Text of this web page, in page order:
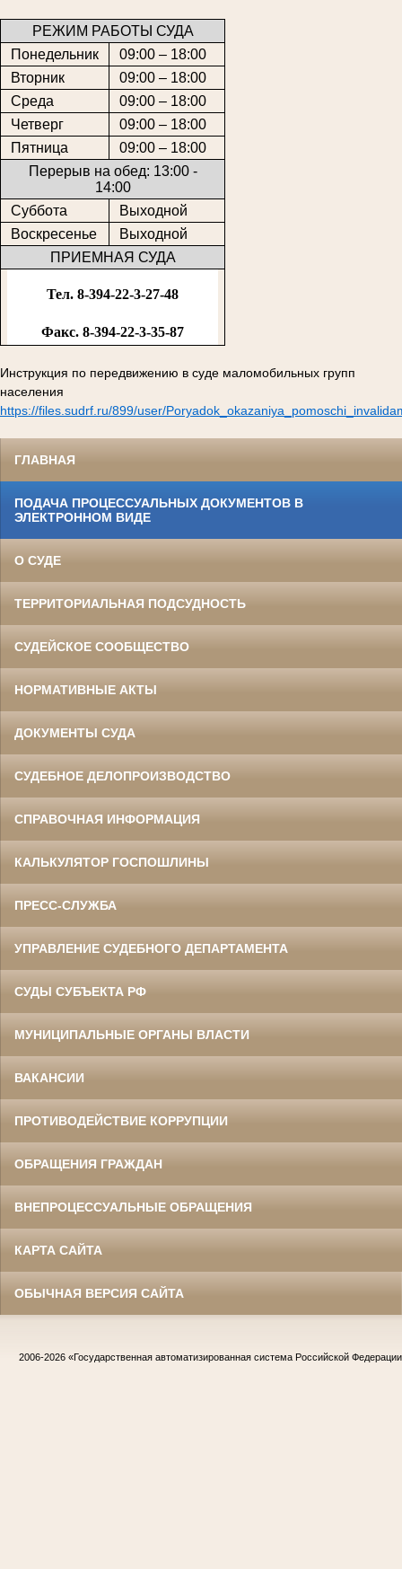
РЕЖИМ РАБОТЫ СУДА
Понедельник
09:00 – 18:00
Вторник
09:00 – 18:00
Среда
09:00 – 18:00
Четверг
09:00 – 18:00
Пятница
09:00 – 18:00
Перерыв на обед: 13:00 -
14:00
Суббота
Выходной
Воскресенье
Выходной
ПРИЕМНАЯ СУДА
Тел. 8-394-22-3-27-48
Факс. 8-394-22-3-35-87
Инструкция по передвижению в суде маломобильных групп
населения
https://files.sudrf.ru/899/user/
ГЛАВНАЯ
ПОДАЧА ПРОЦЕССУАЛЬНЫХ ДОКУМЕНТОВ В
ЭЛЕКТРОННОМ ВИДЕ
О СУДЕ
ТЕРРИТОРИАЛЬНАЯ ПОДСУДНОСТЬ
СУДЕЙСКОЕ СООБЩЕСТВО
НОРМАТИВНЫЕ АКТЫ
ДОКУМЕНТЫ СУДА
СУДЕБНОЕ ДЕЛОПРОИЗВОДСТВО
СПРАВОЧНАЯ ИНФОРМАЦИЯ
КАЛЬКУЛЯТОР ГОСПОШЛИНЫ
ПРЕСС-СЛУЖБА
УПРАВЛЕНИЕ СУДЕБНОГО ДЕПАРТАМЕНТА
СУДЫ СУБЪЕКТА РФ
МУНИЦИПАЛЬНЫЕ ОРГАНЫ ВЛАСТИ
ВАКАНСИИ
ПРОТИВОДЕЙСТВИЕ КОРРУПЦИИ
ОБРАЩЕНИЯ ГРАЖДАН
ВНЕПРОЦЕССУАЛЬНЫЕ ОБРАЩЕНИЯ
КАРТА САЙТА
ОБЫЧНАЯ ВЕРСИЯ САЙТА
2006-2026 «Государственная автоматизированная система Российской